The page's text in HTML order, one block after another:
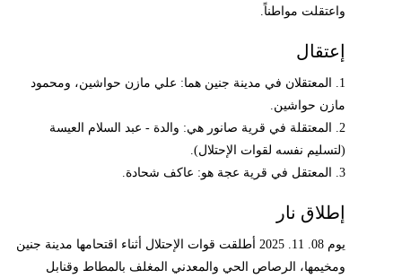
واعتقلت مواطناً.
إعتقال
1. المعتقلان في مدينة جنين هما: علي مازن حواشين، ومحمود
مازن حواشين.
2. المعتقلة في قرية صانور هي: والدة - عبد السلام العيسة
(لتسليم نفسه لقوات الإحتلال).
3. المعتقل في قرية عجة هو: عاكف شحادة.
إطلاق نار
يوم 08. 11. 2025 أطلقت قوات الإحتلال أثناء اقتحامها مدينة جنين
ومخيمها، الرصاص الحي والمعدني المغلف بالمطاط وقنابل